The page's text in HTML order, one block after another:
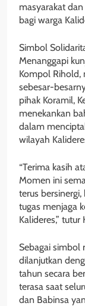
masyarakat
bagi warga
Simbol
Menanggapi
Kompol Rihold,
sebesar-
pihak Koramil,
menekankan
dalam
wilayah
“Terima kasih
Momen ini
terus
tugas menjaga
Kalideres,” tutur
Sebagai simbol
dilanjutkan
tahun secara
terasa saat
dan Babinsa